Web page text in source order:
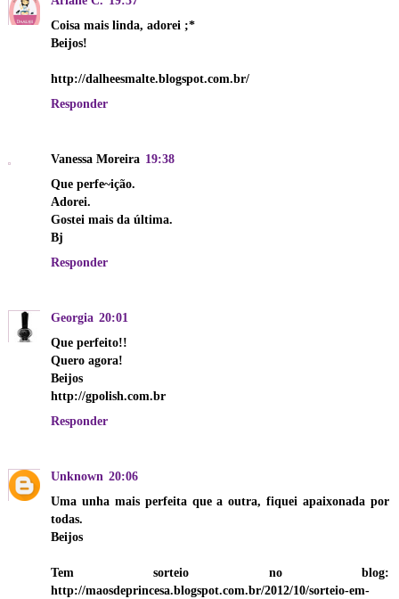
Coisa mais linda, adorei ;*
Beijos!
http://dalheesmalte.blogspot.com.br/
Responder
Vanessa Moreira 19:38
Que perfe~ição.
Adorei.
Gostei mais da última.
Bj
Responder
Georgia 20:01
Que perfeito!!
Quero agora!
Beijos
http://gpolish.com.br
Responder
Unknown 20:06
Uma unha mais perfeita que a outra, fiquei apaixonada por
todas.
Beijos
Tem sorteio no blog:
http://maosdeprincesa.blogspot.com.br/2012/10/sorteio-em-